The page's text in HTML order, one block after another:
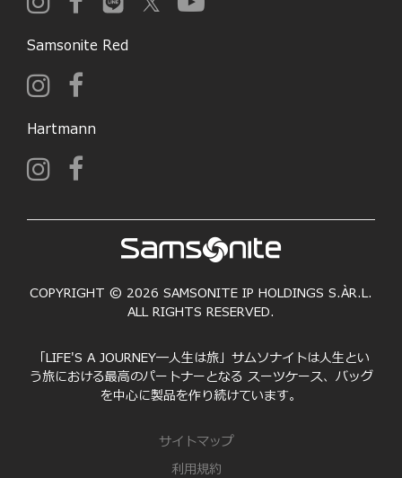
Samsonite Red
Hartmann
COPYRIGHT © 2026 SAMSONITE IP HOLDINGS S.ÀR.L.
ALL RIGHTS RESERVED.
「LIFE'S A JOURNEY―人生は旅」サムソナイトは人生とい
う旅における最高のパートナーとなる スーツケース、バッグ
を中心に製品を作り続けています。
サイトマップ
利用規約